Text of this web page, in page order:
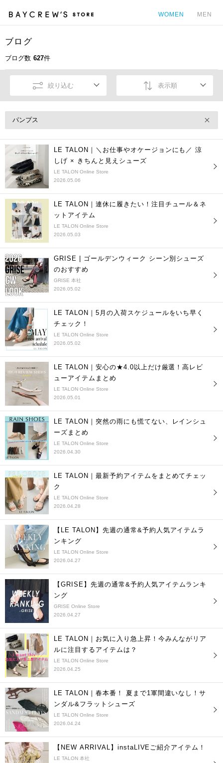
WOMEN MEN
ブログ
ブログ数 627件
絞り込む 表示順
パンプス
LE TALON｜＼お仕事やオケージョンにも／ 涼
しげ × きちんと見えシューズ
LE TALON Online Store
2026.05.06
LE TALON｜連休に履きたい！注目チュール＆ネ
ットアイテム
LE TALON Online Store
2026.05.03
GRISE | ゴールデンウィーク シーン別シューズ
のおすすめ
GRISE 本社
2026.05.02
LE TALON｜5月の入荷スケジュールをいち早く
チェック！
LE TALON Online Store
2026.05.02
LE TALON｜安心の★4.0以上だけ厳選！高レビ
ューアイテムまとめ
LE TALON Online Store
2026.05.01
LE TALON｜突然の雨にも慌てない、レインシュ
ーズまとめ
LE TALON Online Store
2026.04.30
LE TALON｜最新予約アイテムをまとめてチェッ
ク
LE TALON Online Store
2026.04.28
【LE TALON】先週の通常&予約人気アイテムラ
ンキング
LE TALON Online Store
2026.04.27
【GRISE】先週の通常&予約人気アイテムランキ
ング
GRISE Online Store
2026.04.27
LE TALON｜お気に入り急上昇！今みんながリア
ルに注目するアイテムは？
LE TALON Online Store
2026.04.25
LE TALON｜春本番！ 夏まで1軍間違いなし！サ
ンダル&フラットシューズ
LE TALON Online Store
2026.04.24
【NEW ARRIVAL】instaLIVEご紹介アイテム！
LE TALON 本社